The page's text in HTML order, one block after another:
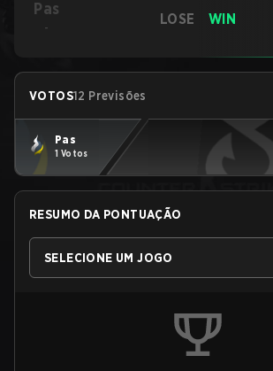
Pas
-
LOSE WIN
VOTOS12 Previsões
Pas
1 Votos
RESUMO DA PONTUAÇÃO
SELECIONE UM JOGO